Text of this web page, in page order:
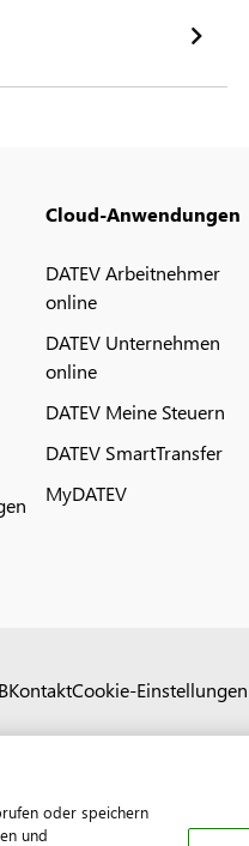
Cloud-Anwendungen
DATEV Arbeitnehmer
online
DATEV Unternehmen
online
DATEV Meine Steuern
DATEV SmartTransfer
MyDATEV
KontaktCookie-Einstellungen
oder speichern
und